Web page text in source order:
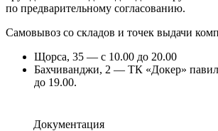
по предварительному согласованию.
Самовывоз со складов и точек выдачи
Щорса, 35 — с 10.00 до 20.00
Бахчиванджи, 2 — ТК «Докер»
до 19.00.
Документация